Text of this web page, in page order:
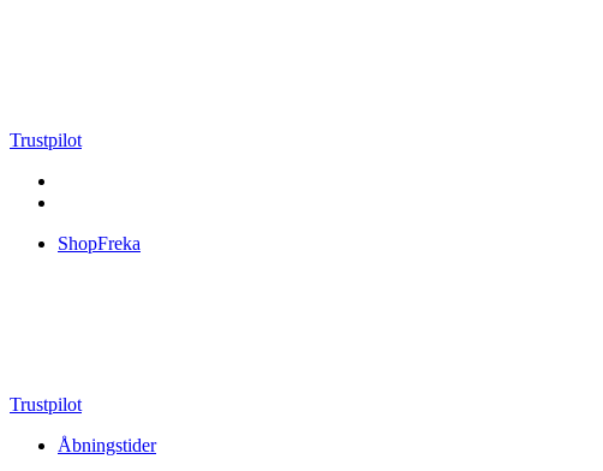
Trustpilot
ShopFreka
Trustpilot
Åbningstider